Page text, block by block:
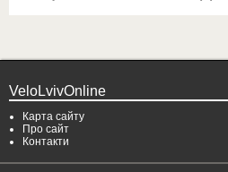
VeloLvivOnline
Карта сайту
Про сайт
Контакти